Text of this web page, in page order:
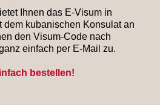
Ihnen das E-Visum in
dem kubanischen Konsulat an
den Visum-Code nach
einfach per E-Mail zu.
bestellen!